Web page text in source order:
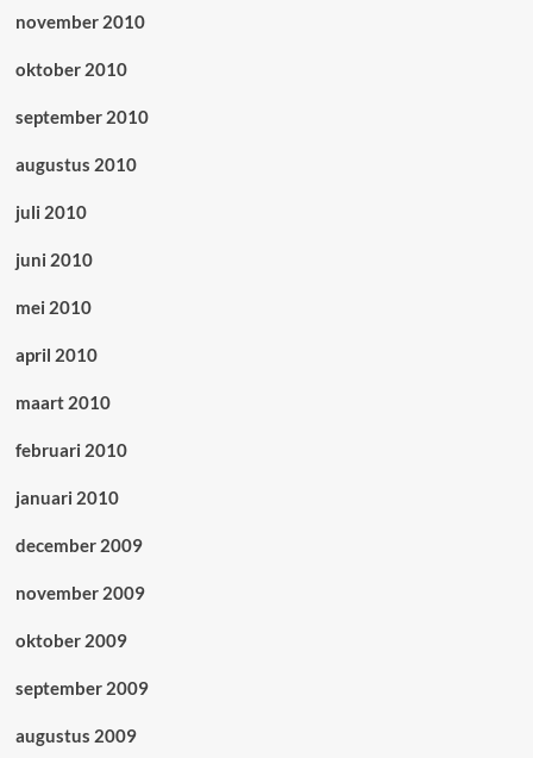
november 2010
oktober 2010
september 2010
augustus 2010
juli 2010
juni 2010
mei 2010
april 2010
maart 2010
februari 2010
januari 2010
december 2009
november 2009
oktober 2009
september 2009
augustus 2009